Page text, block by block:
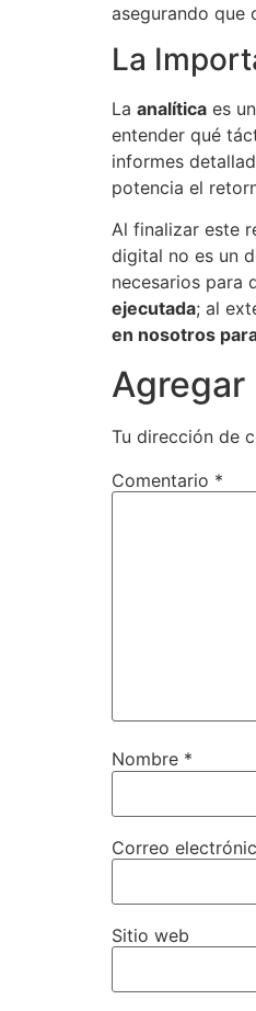
asegurando que
La
La analítica es
entender qué
informes
potencia el
Al finalizar este
digital no es un
necesarios para
ejecutada; al
en nosotros
Agregar
Tu dirección de
Comentario *
Nombre *
Correo
Sitio web